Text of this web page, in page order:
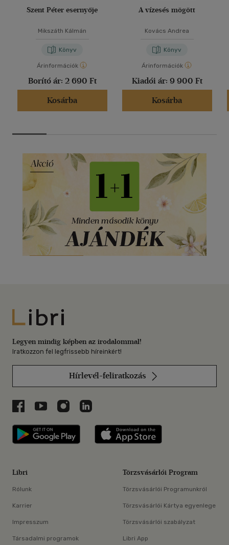
Szent Péter esernyője
Mikszáth Kálmán
Könyv
Árinformációk
Borító ár: 2 690 Ft
Kosárba
A vízesés mögött
Kovács Andrea
Könyv
Árinformációk
Kiadói ár: 9 900 Ft
Kosárba
Libri
Legyen mindig képben az irodalommal!
Iratkozzon fel legfrissebb híreinkért!
Hírlevél-feliratkozás
Libri a Facebookon
Libri a Youtube-on
Libri az Instagramon
Libri a LinkedInen
Libri applikáció Szerezd meg: Google
Libri
Rólunk
Karrier
Impresszum
Társadalmi programok
Törzsvásárlói Program
Törzsvásárlói Programunkról
Törzsvásárlói Kártya egyenlege
Törzsvásárlói szabályzat
Libri App